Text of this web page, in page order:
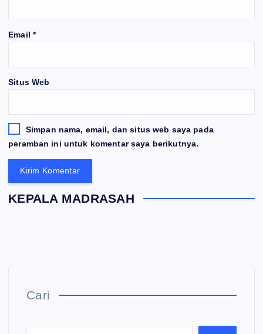
Email *
Situs Web
Simpan nama, email, dan situs web saya pada
peramban ini untuk komentar saya berikutnya.
KEPALA MADRASAH
Cari